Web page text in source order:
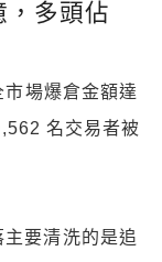
多頭佔
場爆倉金額達
名交易者被
要清洗的是追